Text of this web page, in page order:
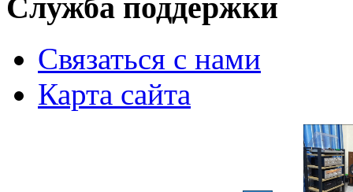
Служба поддержки
Связаться с нами
Карта сайта